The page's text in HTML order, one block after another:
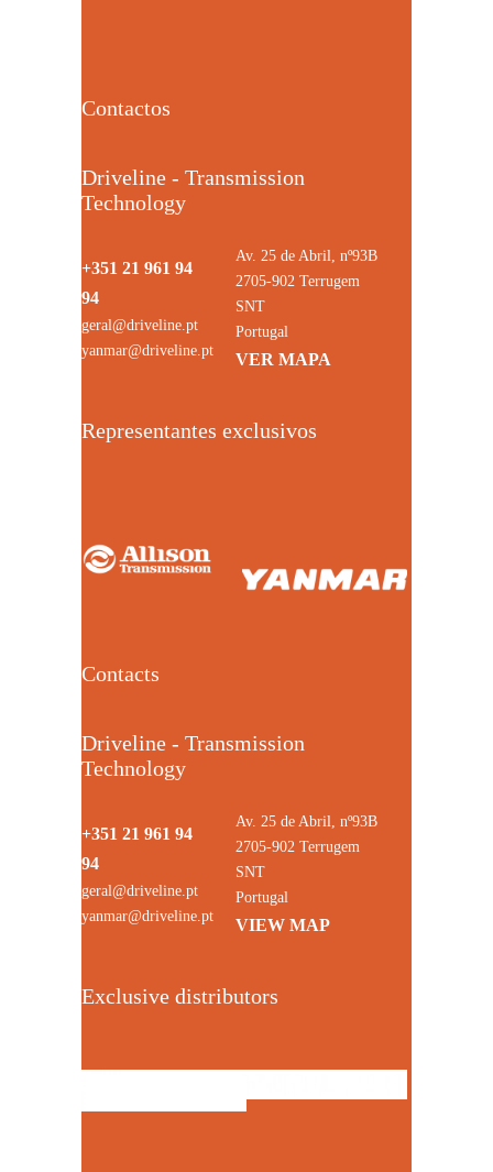
Contactos
Driveline - Transmission
Technology
+351 21 961 94
94
geral@driveline.pt
yanmar@driveline.pt
Av. 25 de Abril, nº93B
2705-902 Terrugem
SNT
Portugal
VER MAPA
Representantes exclusivos
Contacts
Driveline - Transmission
Technology
+351 21 961 94
94
geral@driveline.pt
yanmar@driveline.pt
Av. 25 de Abril, nº93B
2705-902 Terrugem
SNT
Portugal
VIEW MAP
Exclusive distributors